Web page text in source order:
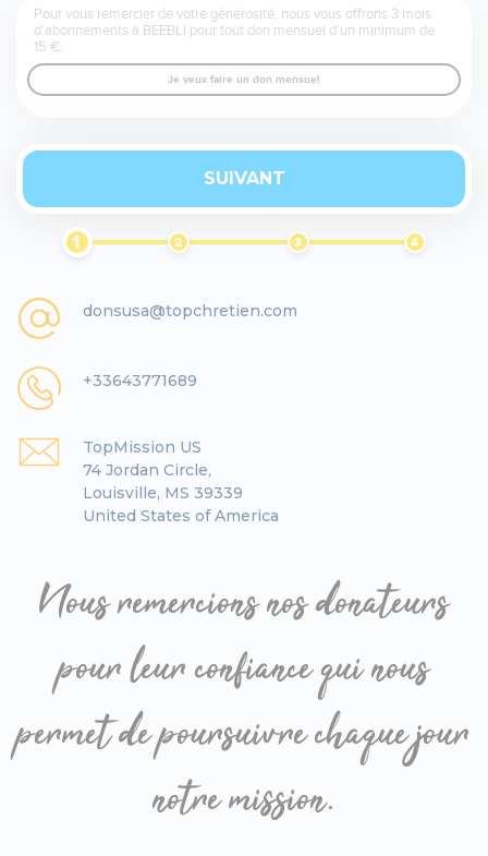
Pour vous remercier de votre générosité, nous vous offrons 3 mois
d’abonnements à BEEBLI pour tout don mensuel d’un minimum de
15 €.
Je veux faire un don mensuel
SUIVANT
1 2 3 4
donsusa@topchretien.com
+33643771689
TopMission US
74 Jordan Circle,
Louisville, MS 39339
United States of America
Nous remercions nos donateurs
pour leur confiance qui nous
permet de poursuivre chaque jour
notre mission.